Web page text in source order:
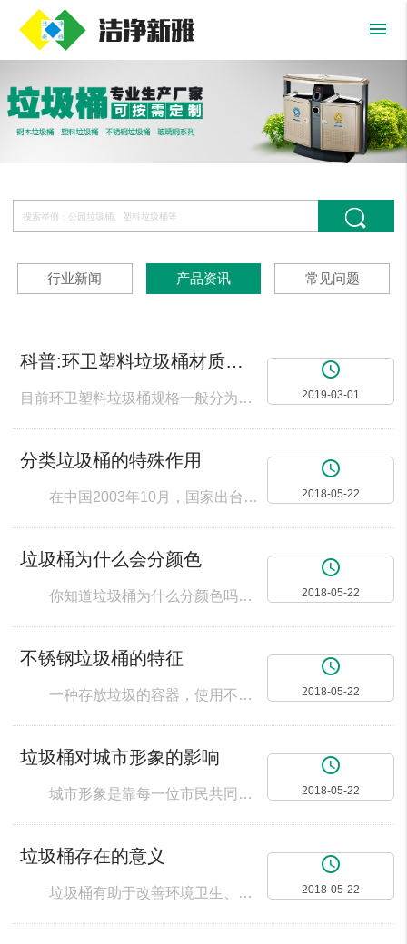
menu
行业新闻 产品资讯 常见问题
科普:环卫塑料垃圾桶材质及规格特性,洁净新雅-北京垃圾桶厂家
目前环卫塑料垃圾桶规格一般分为100升、120升、240升、660升等常规规格。使用最多的环卫塑料垃圾桶就是120升 240升 660升三种规格。一般环卫塑料垃圾桶要求可以挂环卫垃圾压缩车，车，所以就必须要求强度高，质量好。很多客户购买塑料垃圾桶经常买到的塑料垃圾桶用不到半年就裂了，甚至冬天几个月都不到，那么作为北京专业的环卫塑料垃圾桶厂家，就有必要给大家普及一下环卫塑料垃圾桶的知识，避免广大客户
access_time
2019-03-01
分类垃圾桶的特殊作用
在中国2003年10月，国家出台了《日子废物规矩法令》。垃圾桶依据国家制定的统一标志，随手丢进环保垃圾箱的废物被重新划分为四类，它们分别是可收回废物、不行收回废物，有害废物和其他废物。可收回物表明适合收回和资本运用的废物，包含纸类、塑料、玻璃、织物和瓶罐等，用蓝色废物容器搜集；有害废物表明含有害物质、需求特殊安全处理的废物，包含电池、灯管和日用化学品等，用赤色废物容器搜集；其它废物表明分类以外
access_time
2018-05-22
垃圾桶为什么会分颜色
你知道垃圾桶为什么分颜色吗？我来告诉你，垃圾桶一般黄色垃圾桶都是装医疗的垃圾和金属垃圾，一般黑色垃圾桶装的都是硬纸板之类的垃圾，蓝色垃圾桶是装废报纸而绿色垃圾桶就是不可回收的，红色垃圾桶是装玻璃器皿，咖啡色垃圾桶是装废弃的食品的。 在生活中，我们可以见到形形色色的标识，都是来提示人们遵守的，一般垃圾的颜色标志是应该是根据名称、图形符号来决定的，不过在使用的过程中，标志必须是保质清晰和完整的。
access_time
2018-05-22
不锈钢垃圾桶的特征
一种存放垃圾的容器，使用不锈钢制作而成。不锈钢垃圾桶因为不锈钢耐空气、蒸汽、水等弱腐蚀介质和酸、碱、盐等化学浸蚀性介质腐蚀，所以不锈钢垃圾桶耐用性高。全身不锈钢制作的垃圾桶还具有防火功能，坚固耐用。 基本信息编辑英国冶金专家享利·布雷尔利于1912年，把铬与钢熔合起来，生产出一种适合于来复枪枪管的合金。布雷尔利认识到熔合后产生的金属对铁锈具有抵抗力。实际上他提供了一个18%的铬加上8%的镍的
access_time
2018-05-22
垃圾桶对城市形象的影响
城市形象是靠每一位市民共同维护的。每个市民都希望我们的城市能够整洁迷人。这就需要市民从小事注意起来。同时对城市的管理者也提出了更高的要求。就拿公共设施中的垃圾桶来说，一些使用了很久的垃圾桶破烂不堪，要么是少了盖子，要么是哪里破掉了。稍微好一些的也是样式成就落满灰尘。这就让城市的形象打上了折扣。 虽说公共设施的主要作用是便民而不是养眼，可倘若在条件许可的情况下，让公共设施的外观也能活泼一些、亮
access_time
2018-05-22
垃圾桶存在的意义
垃圾桶有助于改善环境卫生、减少疾病发生和流行。垃圾桶的安放保障了许多垃圾得到妥善处理，不会出现固体废弃物满天飞舞的现象。垃圾的露天放置容易产生细菌和一些有毒气体，甚至会产生疫病的流行传播。所以垃圾桶内的垃圾需要及时清理与消毒，避免这种现象的出现。 垃圾桶还有助于资源的优化整合和回收利用。现在城市设置的都是分类回收垃圾的垃圾桶。可回收垃圾桶中的可回收垃圾，可以重新得到回收利用。例如说，废纸的回
access_time
2018-05-22